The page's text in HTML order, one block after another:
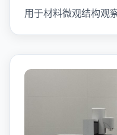
用于材料微观结构观